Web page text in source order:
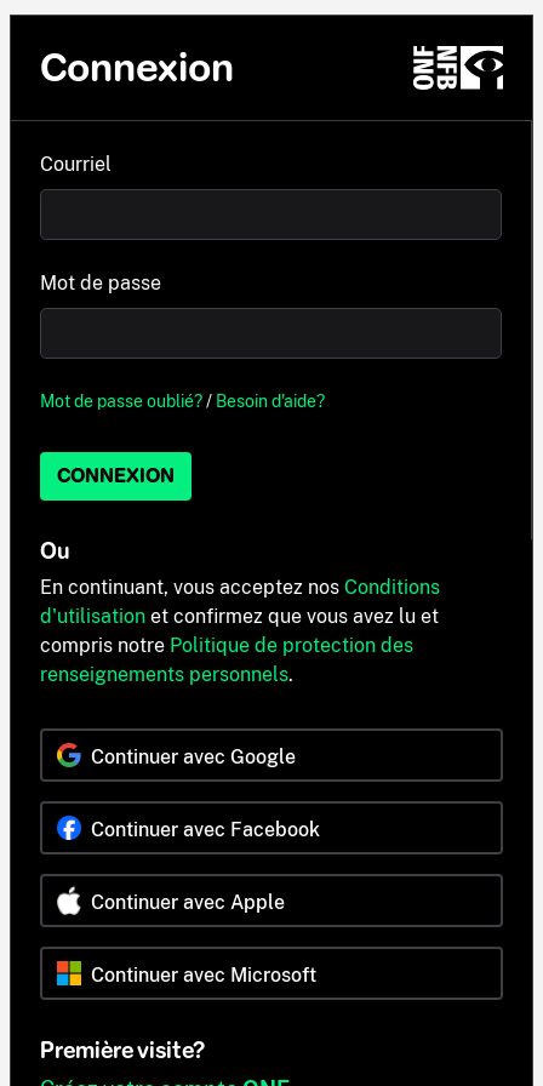
Connexion
Courriel
Mot de passe
Mot de passe oublié?/ Besoin d'aide?
CONNEXION
Ou
En continuant, vous acceptez nos Conditions
d'utilisation et confirmez que vous avez lu et
compris notre Politique de protection des
renseignements personnels.
Continuer avec Google
Continuer avec Facebook
Continuer avec Apple
Continuer avec Microsoft
Première visite?